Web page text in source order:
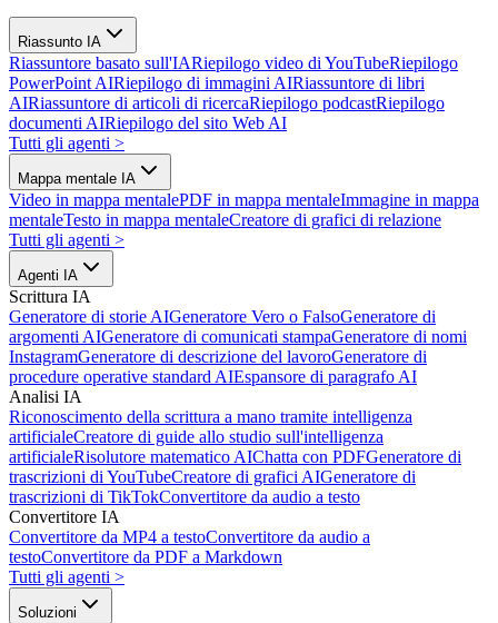
Riassunto IA
Riassuntore basato sull'IARiepilogo video di YouTubeRiepilogo
PowerPoint AIRiepilogo di immagini AIRiassuntore di libri
AIRiassuntore di articoli di ricercaRiepilogo podcastRiepilogo
documenti AIRiepilogo del sito Web AI
Tutti gli agenti >
Mappa mentale IA
Video in mappa mentalePDF in mappa mentaleImmagine in mappa
mentaleTesto in mappa mentaleCreatore di grafici di relazione
Tutti gli agenti >
Agenti IA
Scrittura IA
Generatore di storie AIGeneratore Vero o FalsoGeneratore di
argomenti AIGeneratore di comunicati stampaGeneratore di nomi
InstagramGeneratore di descrizione del lavoroGeneratore di
procedure operative standard AIEspansore di paragrafo AI
Analisi IA
Riconoscimento della scrittura a mano tramite intelligenza
artificialeCreatore di guide allo studio sull'intelligenza
artificialeRisolutore matematico AIChatta con PDFGeneratore di
trascrizioni di YouTubeCreatore di grafici AIGeneratore di
trascrizioni di TikTokConvertitore da audio a testo
Convertitore IA
Convertitore da MP4 a testoConvertitore da audio a
testoConvertitore da PDF a Markdown
Tutti gli agenti >
Soluzioni